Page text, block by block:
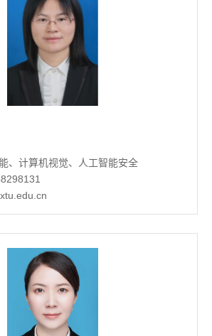
、计算机视觉、人工智能安全